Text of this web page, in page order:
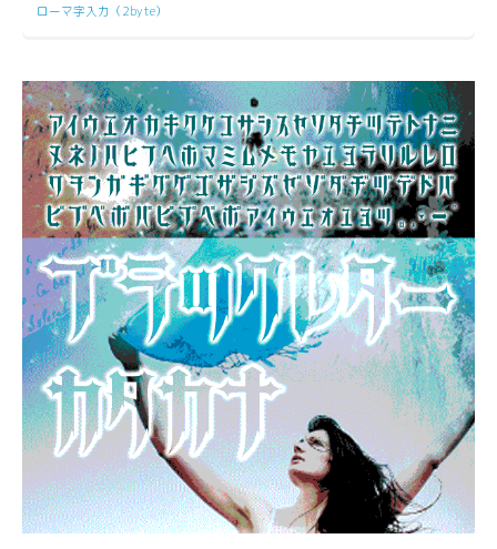
ローマ字入力（2byte）